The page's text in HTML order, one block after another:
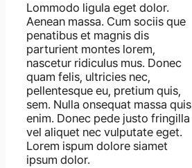
Lommodo ligula eget dolor.
Aenean massa. Cum sociis que
penatibus et magnis dis
parturient montes lorem,
nascetur ridiculus mus. Donec
quam felis, ultricies nec,
pellentesque eu, pretium quis,
sem. Nulla onsequat massa quis
enim. Donec pede justo fringilla
vel aliquet nec vulputate eget.
Lorem ispum dolore siamet
ipsum dolor.